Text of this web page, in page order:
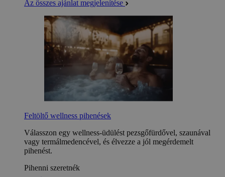
Az összes ajánlat megjelenítése
Feltöltő wellness pihenések
Válasszon egy wellness-üdülést pezsgőfürdővel, szaunával
vagy termálmedencével, és élvezze a jól megérdemelt
pihenést.
Pihenni szeretnék